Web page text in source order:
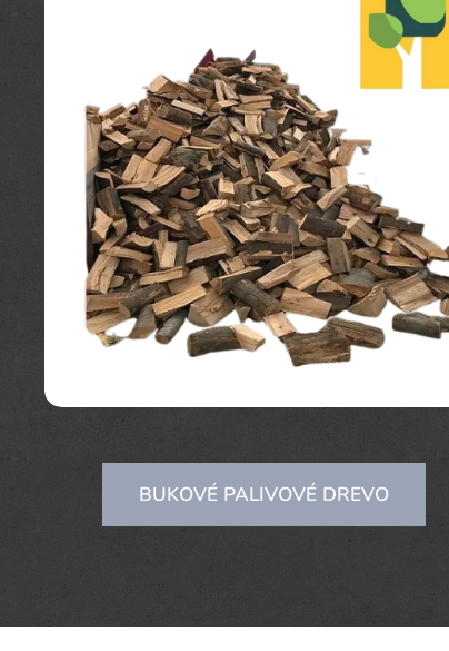
BUKOVÉ PALIVOVÉ DREVO